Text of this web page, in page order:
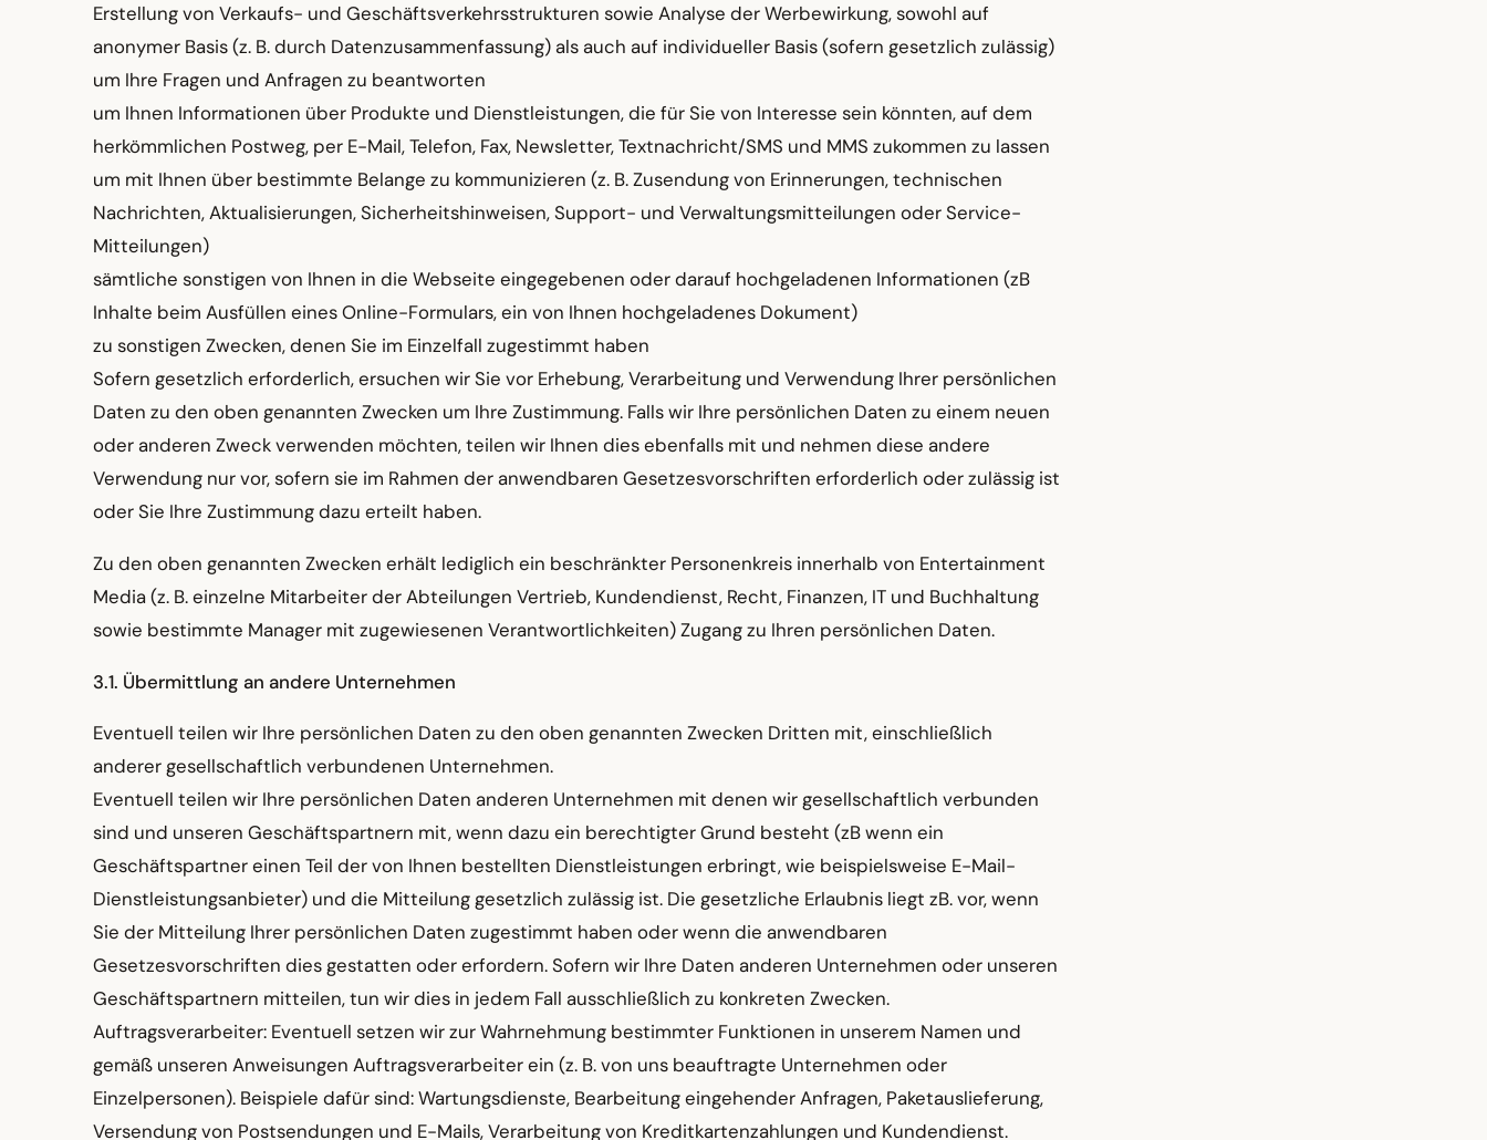
Erstellung von Verkaufs- und Geschäftsverkehrsstrukturen sowie Analyse der Werbewirkung, sowohl auf
anonymer Basis (z. B. durch Datenzusammenfassung) als auch auf individueller Basis (sofern gesetzlich zulässig)
um Ihre Fragen und Anfragen zu beantworten
um Ihnen Informationen über Produkte und Dienstleistungen, die für Sie von Interesse sein könnten, auf dem
herkömmlichen Postweg, per E-Mail, Telefon, Fax, Newsletter, Textnachricht/SMS und MMS zukommen zu lassen
um mit Ihnen über bestimmte Belange zu kommunizieren (z. B. Zusendung von Erinnerungen, technischen
Nachrichten, Aktualisierungen, Sicherheitshinweisen, Support- und Verwaltungsmitteilungen oder Service-
Mitteilungen)
sämtliche sonstigen von Ihnen in die Webseite eingegebenen oder darauf hochgeladenen Informationen (zB
Inhalte beim Ausfüllen eines Online-Formulars, ein von Ihnen hochgeladenes Dokument)
zu sonstigen Zwecken, denen Sie im Einzelfall zugestimmt haben
Sofern gesetzlich erforderlich, ersuchen wir Sie vor Erhebung, Verarbeitung und Verwendung Ihrer persönlichen
Daten zu den oben genannten Zwecken um Ihre Zustimmung. Falls wir Ihre persönlichen Daten zu einem neuen
oder anderen Zweck verwenden möchten, teilen wir Ihnen dies ebenfalls mit und nehmen diese andere
Verwendung nur vor, sofern sie im Rahmen der anwendbaren Gesetzesvorschriften erforderlich oder zulässig ist
oder Sie Ihre Zustimmung dazu erteilt haben.
Zu den oben genannten Zwecken erhält lediglich ein beschränkter Personenkreis innerhalb von Entertainment
Media (z. B. einzelne Mitarbeiter der Abteilungen Vertrieb, Kundendienst, Recht, Finanzen, IT und Buchhaltung
sowie bestimmte Manager mit zugewiesenen Verantwortlichkeiten) Zugang zu Ihren persönlichen Daten.
3.1. Übermittlung an andere Unternehmen
Eventuell teilen wir Ihre persönlichen Daten zu den oben genannten Zwecken Dritten mit, einschließlich
anderer gesellschaftlich verbundenen Unternehmen.
Eventuell teilen wir Ihre persönlichen Daten anderen Unternehmen mit denen wir gesellschaftlich verbunden
sind und unseren Geschäftspartnern mit, wenn dazu ein berechtigter Grund besteht (zB wenn ein
Geschäftspartner einen Teil der von Ihnen bestellten Dienstleistungen erbringt, wie beispielsweise E-Mail-
Dienstleistungsanbieter) und die Mitteilung gesetzlich zulässig ist. Die gesetzliche Erlaubnis liegt zB. vor, wenn
Sie der Mitteilung Ihrer persönlichen Daten zugestimmt haben oder wenn die anwendbaren
Gesetzesvorschriften dies gestatten oder erfordern. Sofern wir Ihre Daten anderen Unternehmen oder unseren
Geschäftspartnern mitteilen, tun wir dies in jedem Fall ausschließlich zu konkreten Zwecken.
Auftragsverarbeiter: Eventuell setzen wir zur Wahrnehmung bestimmter Funktionen in unserem Namen und
gemäß unseren Anweisungen Auftragsverarbeiter ein (z. B. von uns beauftragte Unternehmen oder
Einzelpersonen). Beispiele dafür sind: Wartungsdienste, Bearbeitung eingehender Anfragen, Paketauslieferung,
Versendung von Postsendungen und E-Mails, Verarbeitung von Kreditkartenzahlungen und Kundendienst.